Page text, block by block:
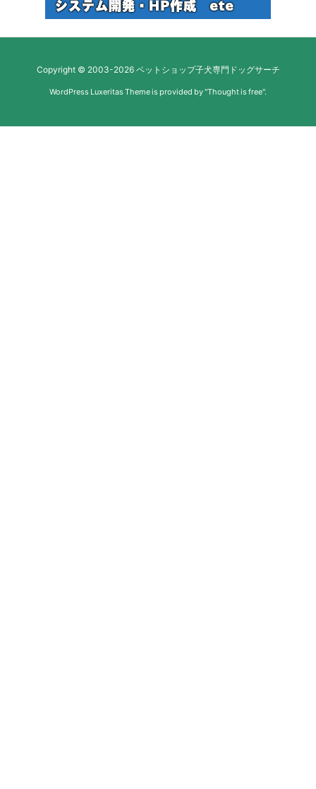
Copyright © 2003-2026 ペットショップ子犬専門ドッグサーチ
WordPress Luxeritas Theme is provided by "Thought is free".